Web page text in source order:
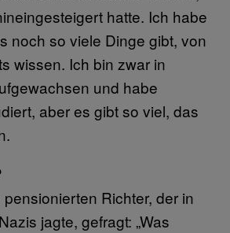
hatte. Ich habe
noch so viele Dinge gibt, von
wissen. Ich bin zwar in
und habe
aber es gibt so viel, das
Richter, der in
jagte, gefragt: „Was